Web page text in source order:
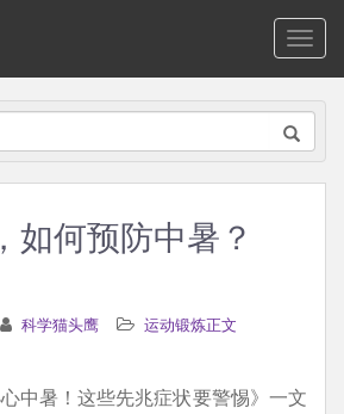
如何预防中暑？
科学猫头鹰 运动锻炼正文
中暑！这些先兆症状要警惕》一文